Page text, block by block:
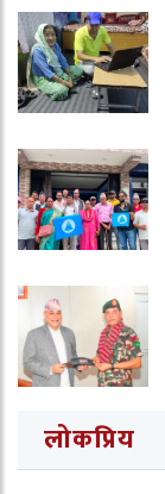
लोकप्रिय